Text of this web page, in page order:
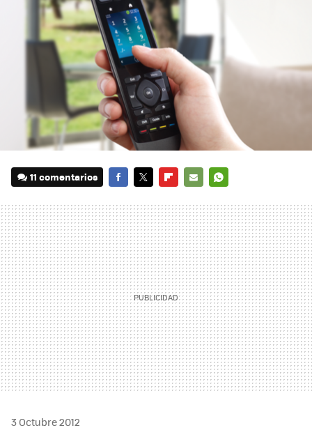
11 comentarios
MAIL
3 Octubre 2012